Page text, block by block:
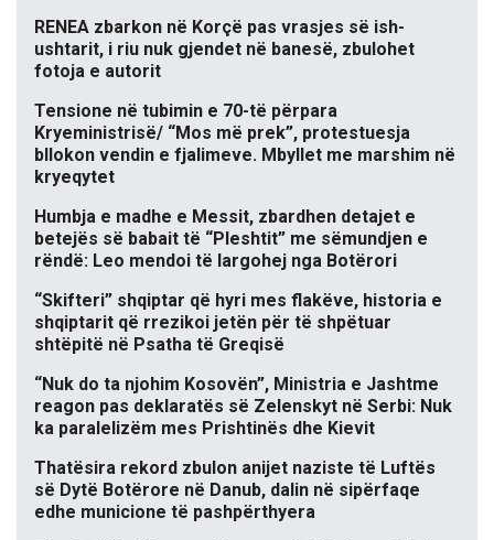
RENEA zbarkon në Korçë pas vrasjes së ish-
ushtarit, i riu nuk gjendet në banesë, zbulohet
fotoja e autorit
Tensione në tubimin e 70-të përpara
Kryeministrisë/ “Mos më prek”, protestuesja
bllokon vendin e fjalimeve. Mbyllet me marshim në
kryeqytet
Humbja e madhe e Messit, zbardhen detajet e
betejës së babait të “Pleshtit” me sëmundjen e
rëndë: Leo mendoi të largohej nga Botërori
“Skifteri” shqiptar që hyri mes flakëve, historia e
shqiptarit që rrezikoi jetën për të shpëtuar
shtëpitë në Psatha të Greqisë
“Nuk do ta njohim Kosovën”, Ministria e Jashtme
reagon pas deklaratës së Zelenskyt në Serbi: Nuk
ka paralelizëm mes Prishtinës dhe Kievit
Thatësira rekord zbulon anijet naziste të Luftës
së Dytë Botërore në Danub, dalin në sipërfaqe
edhe municione të pashpërthyera